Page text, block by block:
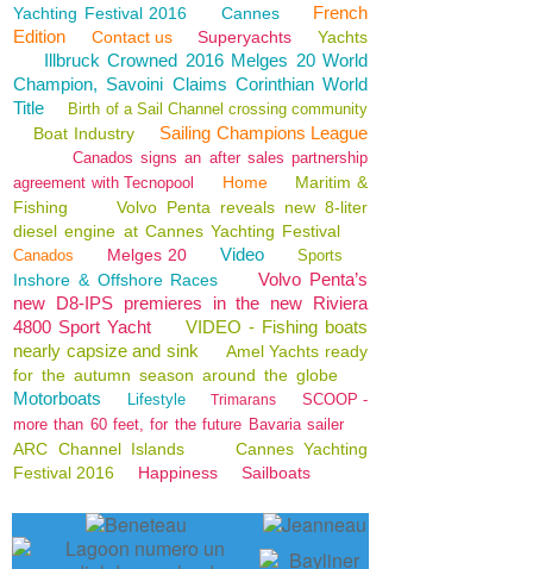
Yachting Festival 2016
Cannes
French
Edition
Contact us Superyachts Yachts
Illbruck Crowned 2016 Melges 20 World
Champion, Savoini Claims Corinthian World
Title
Birth of a Sail Channel crossing community
Boat Industry Sailing Champions League
Canados signs an after sales partnership
agreement with Tecnopool
Home
Maritim &
Fishing
Volvo Penta reveals new 8-liter
diesel engine at Cannes Yachting Festival
Canados Melges 20 Video Sports
Inshore & Offshore Races
Volvo Penta’s
new D8-IPS premieres in the new Riviera
4800 Sport Yacht
VIDEO - Fishing boats
nearly capsize and sink
Amel Yachts ready
for the autumn season around the globe
Motorboats Lifestyle Trimarans
SCOOP -
more than 60 feet, for the future Bavaria sailer
ARC Channel Islands
Cannes Yachting
Festival 2016
Happiness Sailboats